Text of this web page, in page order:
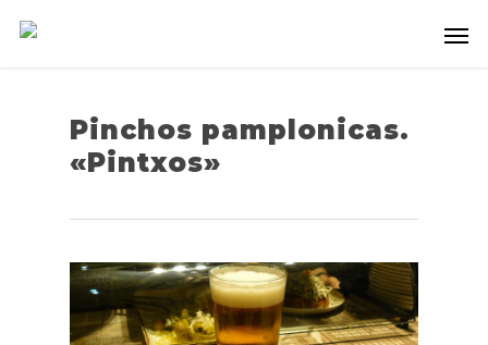
Pinchos pamplonicas.
«Pintxos»